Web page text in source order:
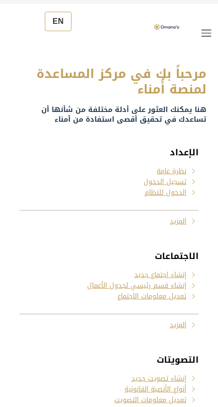
EN
مرحباً بك في مركز المساعدة
لمنصة أُمناء
هنا يمكنك العثور على أدلة مختلفة من شأنها أن
تساعدك في تحقيق أقصى استفادة من أمناء
الإعداد
نظرة عامة
تسجيل الدخول
الدخول للنظام
المزيد
الاجتماعات
إنشاء اجتماع جديد
إنشاء قسم رئيسي لجدول الأعمال
تعديل معلومات الاجتماع
المزيد
التصويتات
إنشاء تصويت جديد
أنواع الأنصبة القانونية
تعديل معلومات التصويت